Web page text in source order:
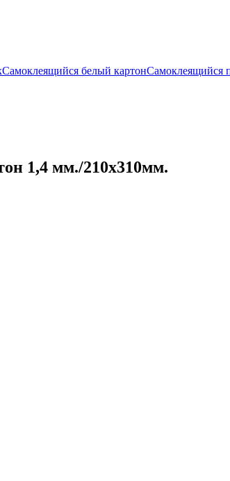
Самоклеящийся белый картонСамоклеящийся
1,4 мм./210х310мм.